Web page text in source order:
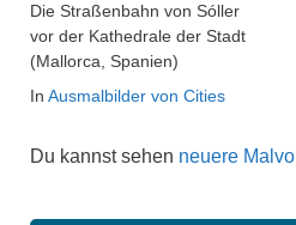
Die Straßenbahn von Sóller
vor der Kathedrale der Stadt
(Mallorca, Spanien)
In Ausmalbilder von Cities
Du kannst sehen neuere